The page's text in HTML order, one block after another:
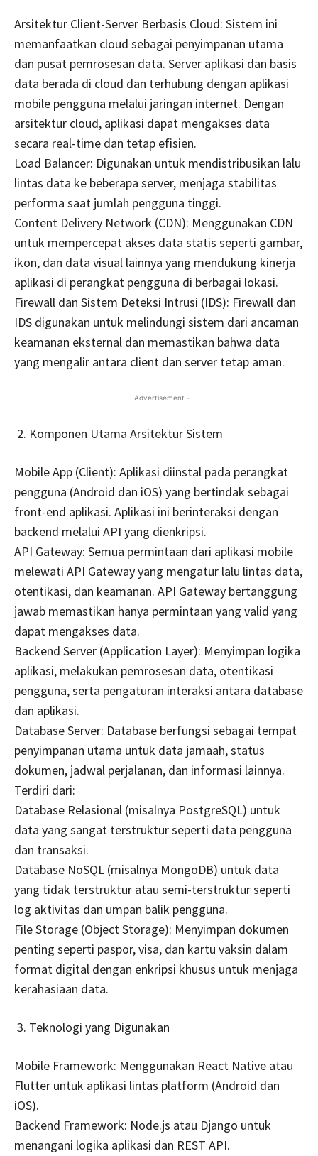
Arsitektur Client-Server Berbasis Cloud: Sistem ini
memanfaatkan cloud sebagai penyimpanan utama
dan pusat pemrosesan data. Server aplikasi dan basis
data berada di cloud dan terhubung dengan aplikasi
mobile pengguna melalui jaringan internet. Dengan
arsitektur cloud, aplikasi dapat mengakses data
secara real-time dan tetap efisien.
Load Balancer: Digunakan untuk mendistribusikan lalu
lintas data ke beberapa server, menjaga stabilitas
performa saat jumlah pengguna tinggi.
Content Delivery Network (CDN): Menggunakan CDN
untuk mempercepat akses data statis seperti gambar,
ikon, dan data visual lainnya yang mendukung kinerja
aplikasi di perangkat pengguna di berbagai lokasi.
Firewall dan Sistem Deteksi Intrusi (IDS): Firewall dan
IDS digunakan untuk melindungi sistem dari ancaman
keamanan eksternal dan memastikan bahwa data
yang mengalir antara client dan server tetap aman.
- Advertisement -
Komponen Utama Arsitektur Sistem
Mobile App (Client): Aplikasi diinstal pada perangkat
pengguna (Android dan iOS) yang bertindak sebagai
front-end aplikasi. Aplikasi ini berinteraksi dengan
backend melalui API yang dienkripsi.
API Gateway: Semua permintaan dari aplikasi mobile
melewati API Gateway yang mengatur lalu lintas data,
otentikasi, dan keamanan. API Gateway bertanggung
jawab memastikan hanya permintaan yang valid yang
dapat mengakses data.
Backend Server (Application Layer): Menyimpan logika
aplikasi, melakukan pemrosesan data, otentikasi
pengguna, serta pengaturan interaksi antara database
dan aplikasi.
Database Server: Database berfungsi sebagai tempat
penyimpanan utama untuk data jamaah, status
dokumen, jadwal perjalanan, dan informasi lainnya.
Terdiri dari:
Database Relasional (misalnya PostgreSQL) untuk
data yang sangat terstruktur seperti data pengguna
dan transaksi.
Database NoSQL (misalnya MongoDB) untuk data
yang tidak terstruktur atau semi-terstruktur seperti
log aktivitas dan umpan balik pengguna.
File Storage (Object Storage): Menyimpan dokumen
penting seperti paspor, visa, dan kartu vaksin dalam
format digital dengan enkripsi khusus untuk menjaga
kerahasiaan data.
Teknologi yang Digunakan
Mobile Framework: Menggunakan React Native atau
Flutter untuk aplikasi lintas platform (Android dan
iOS).
Backend Framework: Node.js atau Django untuk
menangani logika aplikasi dan REST API.